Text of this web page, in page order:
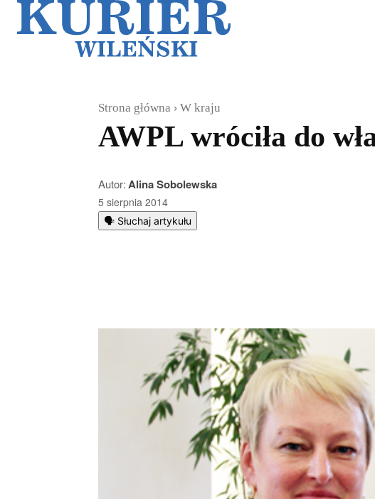
Strona główna W kraju
AWPL wróciła do
Autor:Alina Sobolewska
5 sierpnia 2014
🗣️ Słuchaj artykułu